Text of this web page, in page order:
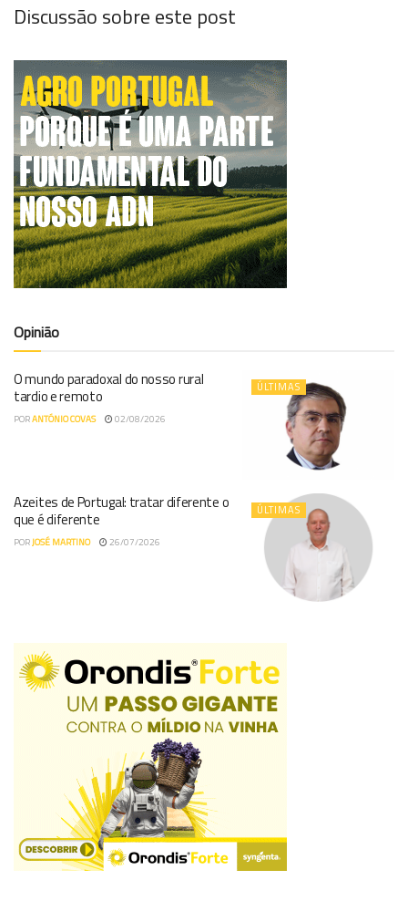
Discussão sobre este post
Opinião
ÚLTIMAS
O mundo paradoxal do nosso rural
tardio e remoto
PORANTÓNIO COVAS 02/08/2026
ÚLTIMAS
Azeites de Portugal: tratar diferente o
que é diferente
PORJOSÉ MARTINO 26/07/2026